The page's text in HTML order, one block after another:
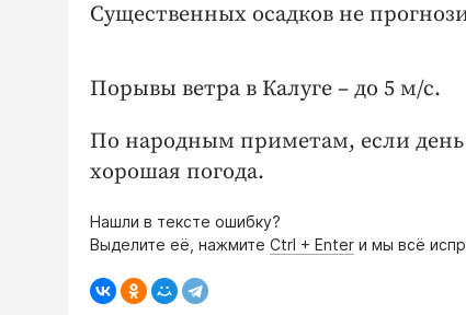
Существенных осадков не
Порывы ветра в Калуге – до 5 м/с.
По народным приметам, если день
хорошая погода.
Нашли в тексте ошибку?
Выделите её, нажмите Ctrl + Enter и мы всё